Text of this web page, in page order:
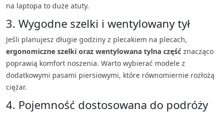
na laptopa to duże atuty.
3. Wygodne szelki i wentylowany tył
Jeśli planujesz długie godziny z plecakiem na plecach,
ergonomiczne szelki oraz wentylowana tylna część znacząco
poprawią komfort noszenia. Warto wybierać modele z
dodatkowymi pasami piersiowymi, które równomiernie rozłożą
ciężar.
4. Pojemność dostosowana do podróży